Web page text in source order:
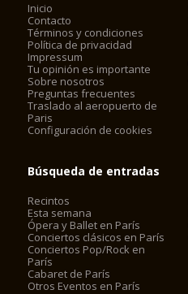
Inicio
Contacto
Términos y condiciones
Política de privacidad
Impressum
Tu opinión es importante
Sobre nosotros
Preguntas frecuentes
Traslado al aeropuerto de
Paris
Configuración de cookies
Búsqueda de entradas
Recintos
Esta semana
Ópera y Ballet en París
Conciertos clásicos en París
Conciertos Pop/Rock en
París
Cabaret de París
Otros Eventos en París